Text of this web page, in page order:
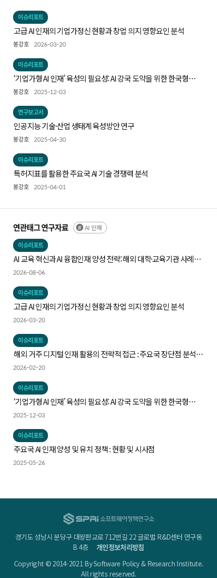
이슈리포트
고급 AI 인재의 기업가정신 현황과 창업 의지 영향요인 분석
봉강호 2026-03-20
이슈리포트
‘기업가형 AI 인재’ 육성의 필요성: AI 강국 도약을 위한 한국형
전략의 출발점
봉강호 2025-12-03
연구보고서
인공지능 기술·산업 생태계 육성방안 연구
봉강호 2025-04-30
이슈리포트
특허지표를 활용한 주요국 AI 기술 경쟁력 분석
봉강호 2025-04-01
연관태그 연구자료 AI 인재
이슈리포트
AI 교육 혁신과 AI 융합인재 양성 전략: 해외 대학·교육기관 사례와
시사점
2026-08-06
이슈리포트
고급 AI 인재의 기업가정신 현황과 창업 의지 영향요인 분석
2026-03-20
이슈리포트
해외 거주 디지털 인재 활용의 전략적 접근 : 주요국 장단점 분석을
중심으로
2026-02-20
이슈리포트
‘기업가형 AI 인재’ 육성의 필요성: AI 강국 도약을 위한 한국형
전략의 출발점
2025-12-03
이슈리포트
주요국 AI 인재 양성 및 유치 정책 : 현황 및 시사점
2025-05-26
경기도 성남시 분당구 대왕판교로 712번길 22 글로벌 R&D센터 연구동
B 4층개인정보처리방침
Copyright © 2014-2021 By Software Policy & Research Institute.
All rights reserved.